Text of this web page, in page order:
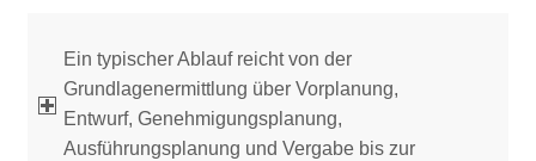
Ein typischer Ablauf reicht von der
Grundlagenermittlung über Vorplanung,
Entwurf, Genehmigungsplanung,
Ausführungsplanung und Vergabe bis zur